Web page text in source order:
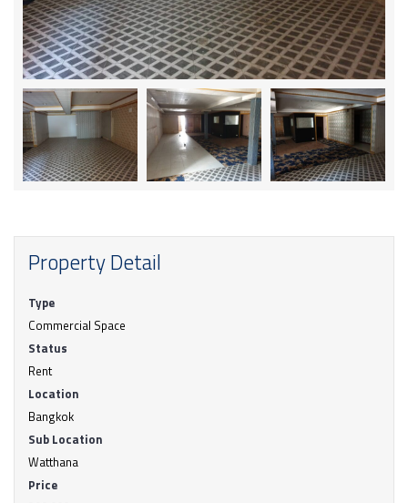
Property Detail
Type
Commercial Space
Status
Rent
Location
Bangkok
Sub Location
Watthana
Price